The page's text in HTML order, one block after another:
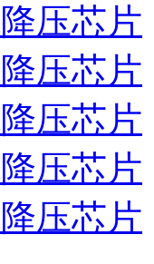
压芯片
压芯片
压芯片
压芯片
压芯片